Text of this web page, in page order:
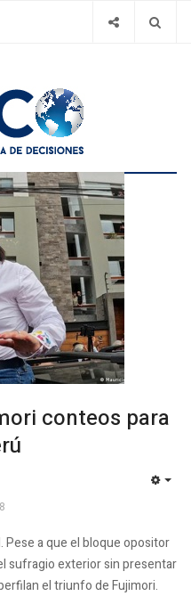
conteos para
Pese a que el bloque opositor
sufragio exterior sin presentar
el triunfo de Fujimori.